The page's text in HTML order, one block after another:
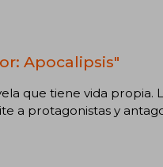
Apocalipsis"
que tiene vida propia.
a protagonistas y